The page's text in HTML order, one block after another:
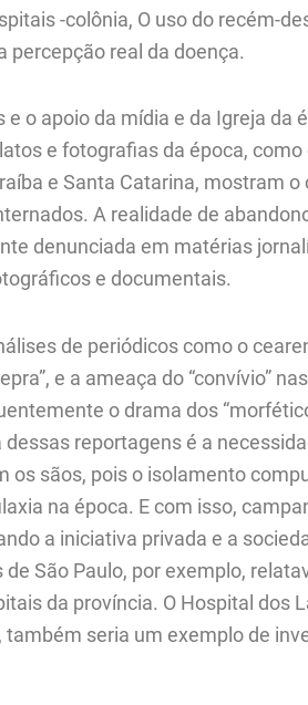
-colônia, O uso do recém-
percepção real da doença.
o apoio da mídia e da Igreja da
e fotografias da época,
e Santa Catarina, mostram o
A realidade de
denunciada em matérias
e documentais.
de periódicos como o
e a ameaça do “convívio”
o drama dos
reportagens é a
os sãos, pois o isolamento
na época. E com isso,
a iniciativa privada e a
São Paulo, por exemplo,
da província. O Hospital dos
seria um exemplo de